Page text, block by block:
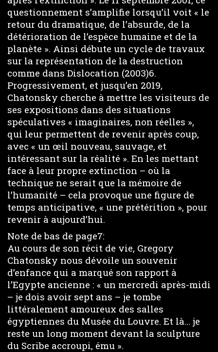
questionnement s’amplifie lorsqu’il voit « le
retour du dramatique, de l’absurde, de la
détérioration de l’espèce humaine et de la
planète ». Ainsi débute un cycle de travaux
sur la représentation de la destruction
comme dans Dislocation (2003)6.
Progressivement, et jusqu’en 2019,
Chatonsky cherche à mettre les visiteurs de
ses expositions dans des situations
spéculatives « imaginaires, non réelles »,
qui leur permettent de revenir après coup,
avec « un œil nouveau, sauvage, et
intéressant sur la réalité ». En les mettant
face à leur propre extinction – où la
technique ne serait que la mémoire de
l’humanité – cela provoque une figure de
temps anticipative, « une prétérition », pour
revenir à aujourd’hui.
Note de bas de page7:
Au cours de son récit de vie, Gregory
Chatonsky nous dévoile un souvenir
d’enfance qui a marqué son rapport à
l’Egypte ancienne : « un mercredi après-midi
– je dois avoir sept ans – je tombe
littéralement amoureux des salles
égyptiennes du Musée du Louvre. Et là… je
reste un long moment devant la sculpture
du Scribe accroupi, ému ».